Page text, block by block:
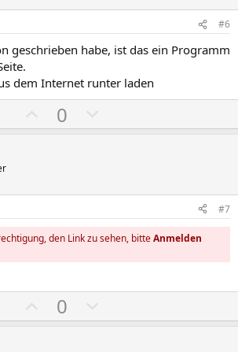
v
e
S
t
m
v
e
S
t
m
#6
geschrieben habe, ist das ein Programm
dem Internet runter laden
o
t
v
e
S
m
0
e
t
v
e
S
m
#7
den Link zu sehen, bitteAnmelden
o
0
e